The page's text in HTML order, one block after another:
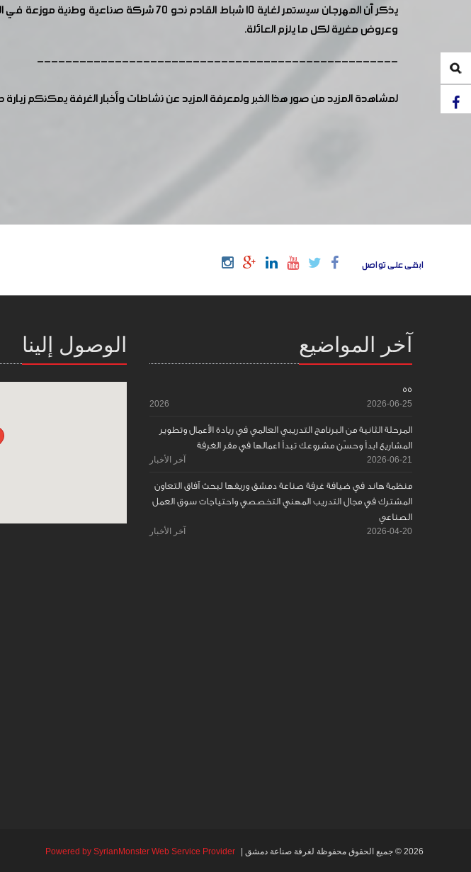
يذكر أن المهرجان سيستمر لغاية 10 شباط
وعروض مغرية لكل ما يلزم العائلة.
---------------------------------------------------
لمشاهدة المزيد من صور هذا الخبر ولمعرفة المزيد عن نشاطات وأخبار الغرفة يمكنكم
ابقى على تواصل
آخر المواضيع
55
2026-06-25
2026
المرحلة الثانية من البرنامج التدريبي العالمي في ريادة الأعمال وتطوير
المشاريع ابدأ وحسّن مشروعك تبدأ اعمالها في مقر الغرفة
2026-06-21 آخر الأخبار
منظمة هاند في ضيافة غرفة صناعة دمشق وريفها لبحث آفاق التعاون
المشترك في مجال التدريب المهني التخصصي واحتياجات سوق العمل
الصناعي
2026-04-20 آخر الأخبار
الوصول إلينا
2026 © جميع الحقوق محفوظة لغرفة صناعة دمشق | Powered by SyrianMonster Web Service Provider